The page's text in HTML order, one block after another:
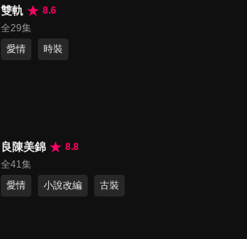
雙軌
8.6
全29集
愛情
時裝
良陳美錦
8.8
全41集
愛情
小說改編 古裝